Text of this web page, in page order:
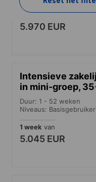
1 weekvan
5.970 EUR
Intensieve
in mini-groep,
Duur: 1 - 52 weken
Niveaus:
1 week van
5.045 EUR